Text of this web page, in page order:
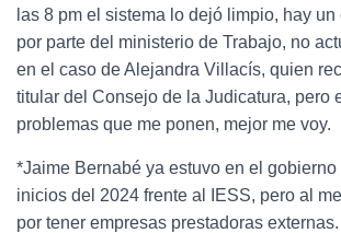
las 8 pm el sistema lo dejó limpio, hay
por parte del ministerio de Trabajo, no
en el caso de Alejandra Villacís, quien
titular del Consejo de la Judicatura, pero
problemas que me ponen, mejor me voy.
*Jaime Bernabé ya estuvo en el gobierno
inicios del 2024 frente al IESS, pero al
por tener empresas prestadoras externas.